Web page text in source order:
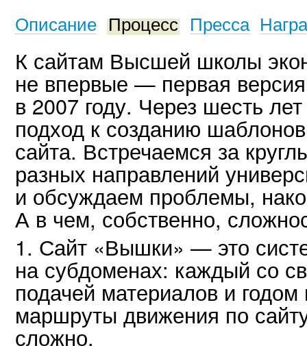
Описание Процесс Пресса
К сайтам Высшей школы
не впервые — первая
в 2007 году. Через шесть
подход к созданию
сайта. Встречаемся за
разных направлений
и обсуждаем проблемы,
А в чем, собственно,
1. Сайт «Вышки» — это
на субдоменах: каждый со
подачей материалов и
маршруты движения по
сложно.